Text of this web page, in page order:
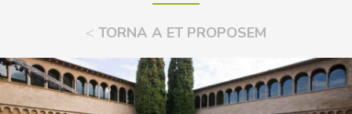
< TORNA A ET PROPOSEM